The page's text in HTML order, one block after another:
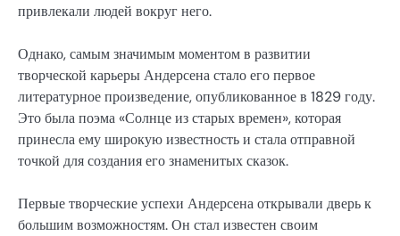
привлекали людей вокруг него.
Однако, самым значимым моментом в развитии
творческой карьеры Андерсена стало его первое
литературное произведение, опубликованное в 1829 году.
Это была поэма «Солнце из старых времен», которая
принесла ему широкую известность и стала отправной
точкой для создания его знаменитых сказок.
Первые творческие успехи Андерсена открывали дверь к
большим возможностям. Он стал известен своим